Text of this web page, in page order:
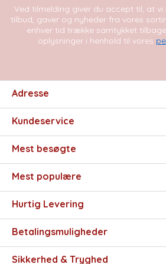
Ved tilmelding giver du accept til, at
tilbud, gaver og nyheder fra vores
enhver tid trække samtykket
oplysninger i henhold til vores
Adresse
Kundeservice
Mest besøgte
Mest populære
Hurtig Levering
Betalingsmuligheder
Sikkerhed & Tryghed